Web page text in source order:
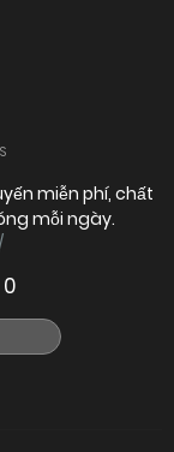
miễn phí, chất
mỗi ngày.
0